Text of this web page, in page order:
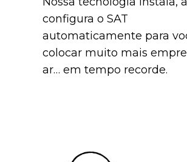
configura o SAT
automaticamente para
colocar muito mais
ar… em tempo recorde.